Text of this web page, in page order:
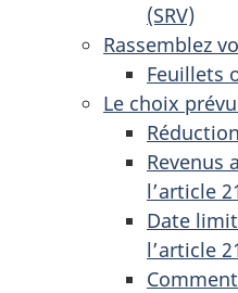
(SRV)
Rassemblez
Feuillets
Le choix
Revenus
l’article
Date
l’article